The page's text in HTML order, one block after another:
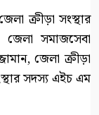
ক্রীড়া সংস্থার
সমাজসেবা
জেলা ক্রীড়া
সদস্য এইচ এম